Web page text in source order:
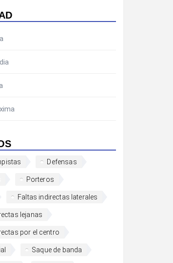
Defensas
Porteros
Faltas indirectas laterales
lejanas
por el centro
Saque de banda